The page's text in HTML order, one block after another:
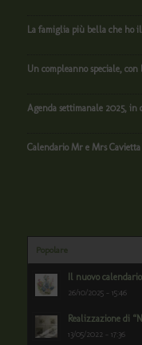
La famiglia più bella che ho
Un compleanno speciale,
Agenda settimanale 2025, in
Calendario Mr e Mrs Cavietta
Popolare
Il nuovo
26/10/2025 - 15:46
Realizzazione di
13/05/2022 - 17:36